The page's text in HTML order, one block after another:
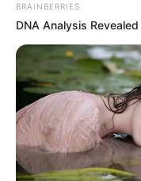
คนไทยมักถือเคล็ดก
วันไหนดี? หากเลือก
เสน่ห์ต่อผู้ตัดได้ ซึ่ง
และวันไม่ดี ถือเป็นค
ยึดถือเพื่อความสบา
ควรทำตามหลักโหร
หยิบทริคดีๆเกี่ยวกับ
ดูกันค่ะว่า เราควรตั
BRAINBERRIES
DNA Analysis